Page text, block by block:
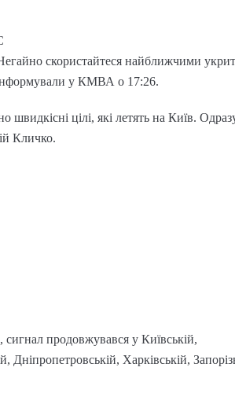
скористайтеся найближчими
у КМВА о 17:26.
цілі, які летять на Київ.
Кличко.
продовжувався у Київській,
Дніпропетровській, Харківській,